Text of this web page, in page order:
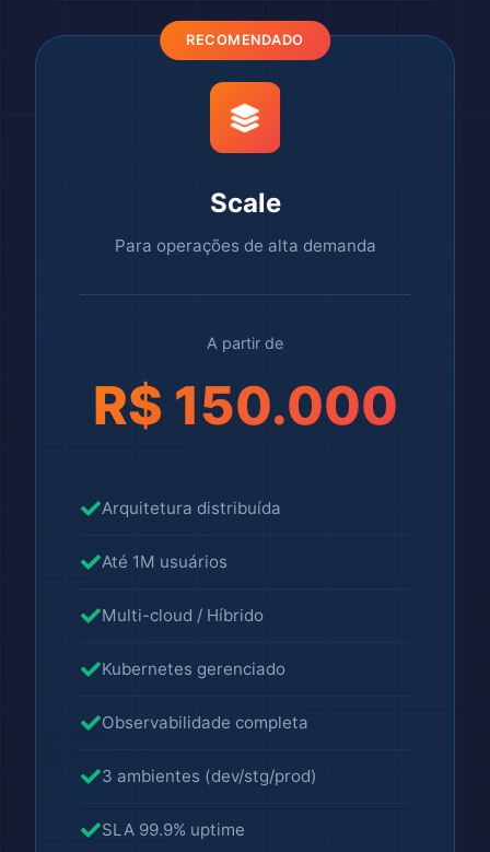
RECOMENDADO
Scale
Para operações de alta demanda
A partir de
R$ 150.000
Arquitetura distribuída
Até 1M usuários
Multi-cloud / Híbrido
Kubernetes gerenciado
Observabilidade completa
3 ambientes (dev/stg/prod)
SLA 99.9% uptime